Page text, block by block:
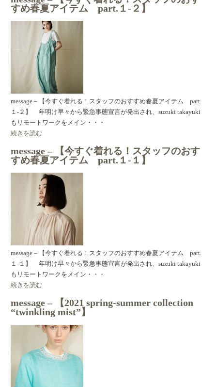
すめ春夏アイテム part.１-２】
message – 【今すぐ着れる！スタッフのおすすめ春夏アイテム part.
１-２】 年明け早々から緊急事態宣言が発出され、suzuki takayuki
もリモートワークをメイン・・・
続きを読む
message – 【今すぐ着れる！スタッフのおす
すめ春夏アイテム part.１-１】
message – 【今すぐ着れる！スタッフのおすすめ春夏アイテム part.
１-１】 年明け早々から緊急事態宣言が発出され、suzuki takayuki
もリモートワークをメイン・・・
続きを読む
message – 【2021 spring-summer collection
“twinkling mist”】